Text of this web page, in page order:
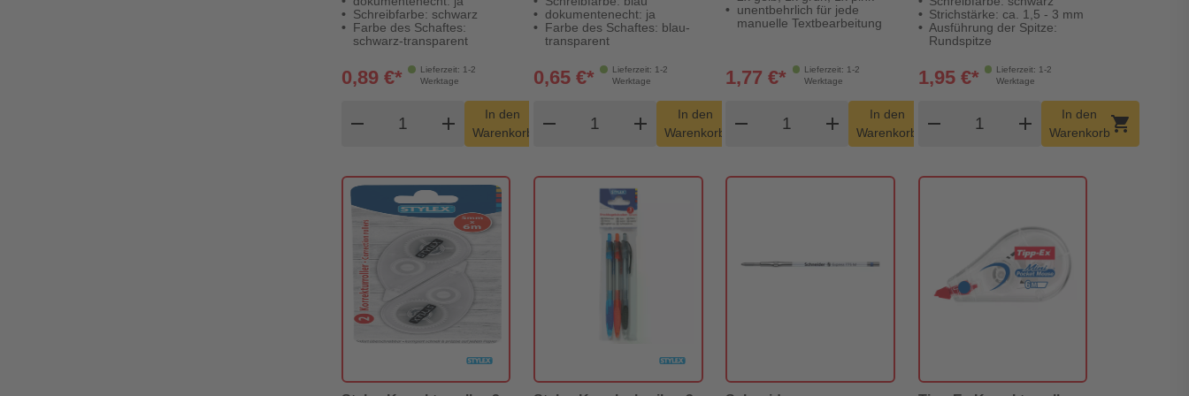
Schreibfarbe: schwarz
Farbe des Schaftes:
schwarz-transparent
Lieferzeit: 1-2
Werktage
0,89 €*
remove
Produkt Warenkorb Menge
add
In den
Warenkorb
shopping_cart
dokumentenecht: ja
Farbe des Schaftes: blau-
transparent
Lieferzeit: 1-2
Werktage
0,65 €*
remove
Produkt Warenkorb Menge
add
In den
Warenkorb
shopping_cart
unentbehrlich für jede
manuelle Textbearbeitung
Lieferzeit: 1-2
Werktage
1,77 €*
remove
Produkt Warenkorb Menge
add
In den
Warenkorb
shopping_cart
Strichstärke: ca. 1,5 - 3 mm
Ausführung der Spitze:
Rundspitze
Lieferzeit: 1-2
Werktage
1,95 €*
remove
Produkt Warenkorb Menge
add
In den
Warenkorbshopping_cart